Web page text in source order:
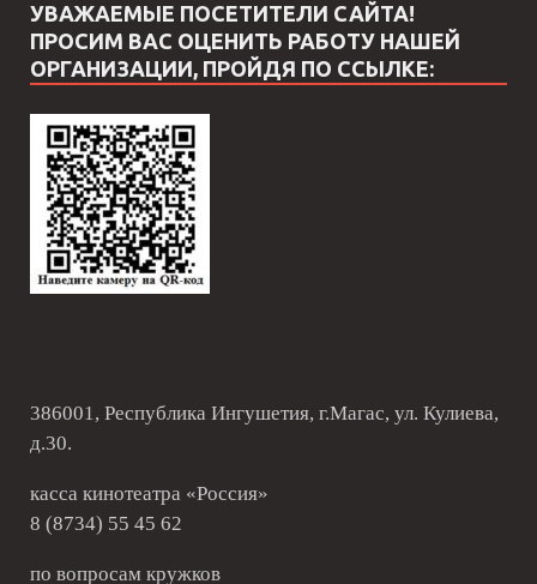
УВАЖАЕМЫЕ ПОСЕТИТЕЛИ САЙТА!
ПРОСИМ ВАС ОЦЕНИТЬ РАБОТУ НАШЕЙ
ОРГАНИЗАЦИИ, ПРОЙДЯ ПО ССЫЛКЕ:
386001, Республика Ингушетия, г.Магас, ул. Кулиева,
д.30.
касса кинотеатра «Россия»
8 (8734) 55 45 62
по вопросам кружков